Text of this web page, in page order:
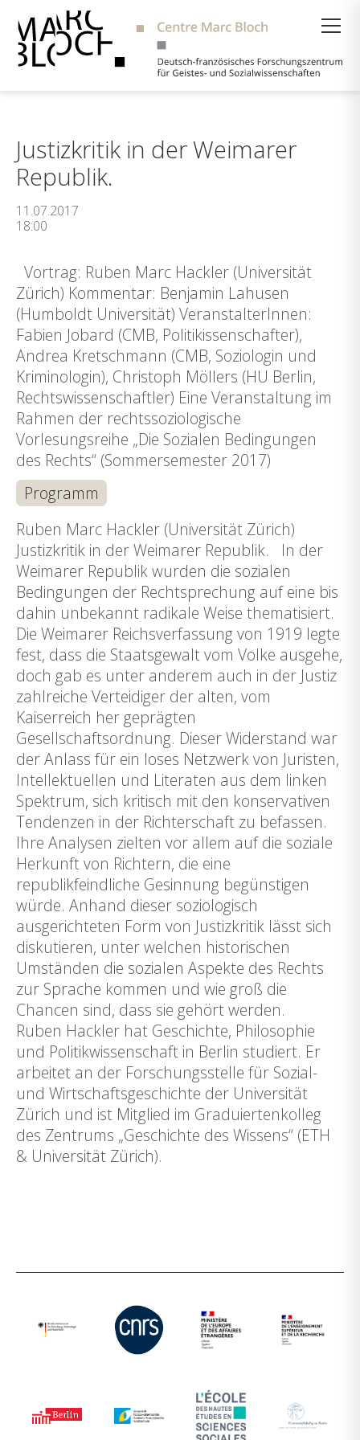
Justizkritik in der Weimarer
Republik.
11.07.2017
18:00
Vortrag: Ruben Marc Hackler (Universität
Zürich) Kommentar: Benjamin Lahusen
(Humboldt Universität) VeranstalterInnen:
Fabien Jobard (CMB, Politikissenschafter),
Andrea Kretschmann (CMB, Soziologin und
Kriminologin), Christoph Möllers (HU Berlin,
Rechtswissenschaftler) Eine Veranstaltung im
Rahmen der rechtssoziologische
Vorlesungsreihe „Die Sozialen Bedingungen
des Rechts“ (Sommersemester 2017)
Programm
Ruben Marc Hackler (Universität Zürich)
Justizkritik in der Weimarer Republik. In der
Weimarer Republik wurden die sozialen
Bedingungen der Rechtsprechung auf eine bis
dahin unbekannt radikale Weise thematisiert.
Die Weimarer Reichsverfassung von 1919 legte
fest, dass die Staatsgewalt vom Volke ausgehe,
doch gab es unter anderem auch in der Justiz
zahlreiche Verteidiger der alten, vom
Kaiserreich her geprägten
Gesellschaftsordnung. Dieser Widerstand war
der Anlass für ein loses Netzwerk von Juristen,
Intellektuellen und Literaten aus dem linken
Spektrum, sich kritisch mit den konservativen
Tendenzen in der Richterschaft zu befassen.
Ihre Analysen zielten vor allem auf die soziale
Herkunft von Richtern, die eine
republikfeindliche Gesinnung begünstigen
würde. Anhand dieser soziologisch
ausgerichteten Form von Justizkritik lässt sich
diskutieren, unter welchen historischen
Umständen die sozialen Aspekte des Rechts
zur Sprache kommen und wie groß die
Chancen sind, dass sie gehört werden.
Ruben Hackler hat Geschichte, Philosophie
und Politikwissenschaft in Berlin studiert. Er
arbeitet an der Forschungsstelle für Sozial-
und Wirtschaftsgeschichte der Universität
Zürich und ist Mitglied im Graduiertenkolleg
des Zentrums „Geschichte des Wissens“ (ETH
& Universität Zürich).